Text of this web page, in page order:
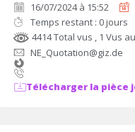
16/07/2024 à 15:52
Temps restant : 0 jours
4414 Total vus , 1 Vus
NE_Quotation@giz.de
Télécharger la pièce